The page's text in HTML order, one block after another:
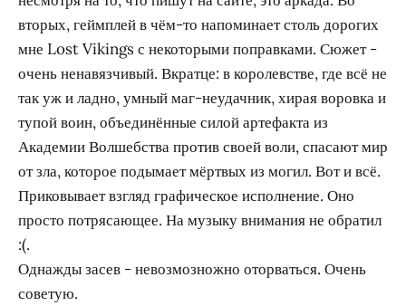
вторых, геймплей в чём-то напоминает столь дорогих
мне Lost Vikings с некоторыми поправками. Сюжет -
очень ненавязчивый. Вкратце: в королевстве, где всё не
так уж и ладно, умный маг-неудачник, хирая воровка и
тупой воин, объединённые силой артефакта из
Академии Волшебства против своей воли, спасают мир
от зла, которое подымает мёртвых из могил. Вот и всё.
Приковывает взгляд графическое исполнение. Оно
просто потрясающее. На музыку внимания не обратил
:(.
Однажды засев - невозмозножно оторваться. Очень
советую.